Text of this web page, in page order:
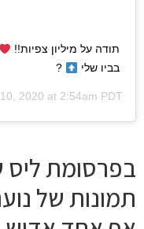
תודה על מיליון צפיות!!
בביו שלי
?
2020 at 2:54am PDT
בפרסומת
תמונות של